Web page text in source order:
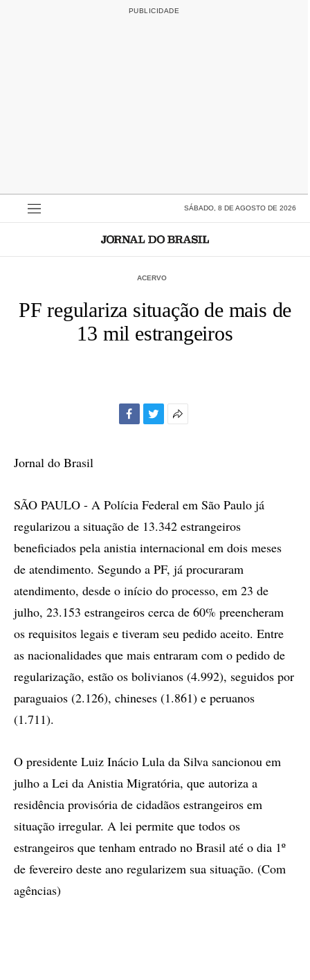
SÁBADO, 8 DE AGOSTO DE 2026
ACERVO
PF regulariza situação de mais de
13 mil estrangeiros
Jornal do Brasil
SÃO PAULO - A Polícia Federal em São Paulo já
regularizou a situação de 13.342 estrangeiros
beneficiados pela anistia internacional em dois meses
de atendimento. Segundo a PF, já procuraram
atendimento, desde o início do processo, em 23 de
julho, 23.153 estrangeiros cerca de 60% preencheram
os requisitos legais e tiveram seu pedido aceito. Entre
as nacionalidades que mais entraram com o pedido de
regularização, estão os bolivianos (4.992), seguidos por
paraguaios (2.126), chineses (1.861) e peruanos
(1.711).
O presidente Luiz Inácio Lula da Silva sancionou em
julho a Lei da Anistia Migratória, que autoriza a
residência provisória de cidadãos estrangeiros em
situação irregular. A lei permite que todos os
estrangeiros que tenham entrado no Brasil até o dia 1º
de fevereiro deste ano regularizem sua situação. (Com
agências)